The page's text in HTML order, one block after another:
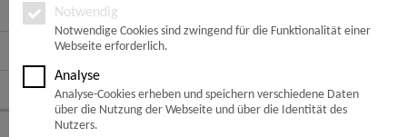
Notwendige Cookies, Analyse-, Marketing- und Statistik-Cookies. Bei den
notwendigen Cookies handelt es sich um solche, die technisch notwendig
sind, um den von Ihnen gewünschten Dienst bereitzustellen, die übrigen
Cookies werden nur auf Grund einer von Ihnen erteilten Einwilligung
gesetzt. Die Einwilligung ist freiwillig. Personen, die das 16. Lebensjahr
noch nicht vollendet haben, benötigen die Zustimmung der
Sorgeberechtigten. Sie können Ihre Entscheidung jederzeit mit Wirkung
Notwendig
Notwendige Cookies sind zwingend für die Funktionalität einer
Webseite erforderlich.
Analyse
Analyse-Cookies erheben und speichern verschiedene Daten
über die Nutzung der Webseite und über die Identität des
Nutzers.
Informationen
Zahlungsarten
Folge uns auf: